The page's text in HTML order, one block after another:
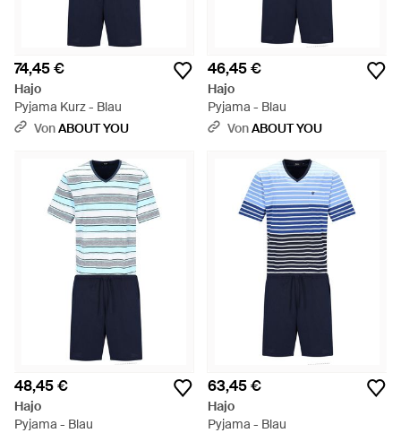
74,45 €
Hajo
Pyjama Kurz - Blau
VonABOUT YOU
46,45 €
Hajo
Pyjama - Blau
VonABOUT YOU
48,45 €
Hajo
Pyjama - Blau
63,45 €
Hajo
Pyjama - Blau